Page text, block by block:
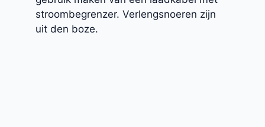
stroombegrenzer. Verlengsnoeren zijn
uit den boze.